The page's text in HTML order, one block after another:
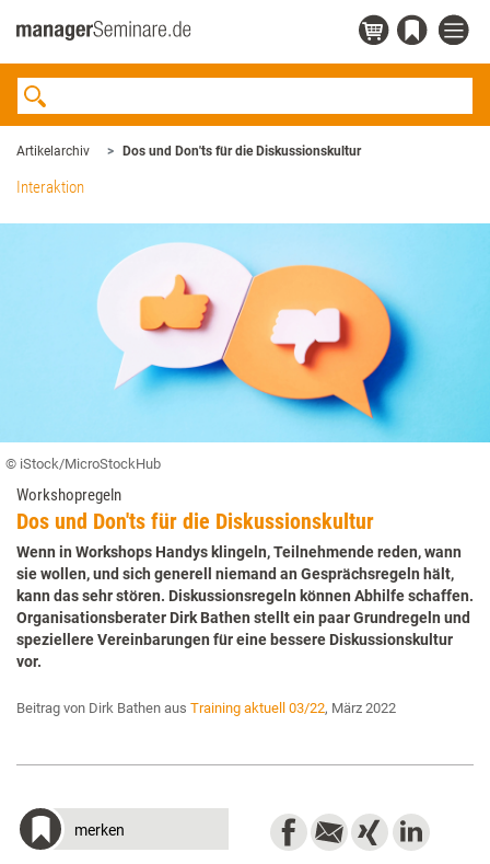
Artikelarchiv Dos und Don'ts für die Diskussionskultur
Interaktion
© iStock/MicroStockHub
Workshopregeln
Dos und Don'ts für die Diskussionskultur
Wenn in Workshops Handys klingeln, Teilnehmende reden, wann
sie wollen, und sich generell niemand an Gesprächsregeln hält,
kann das sehr stören. Diskussionsregeln können Abhilfe schaffen.
Organisationsberater Dirk Bathen stellt ein paar Grundregeln und
speziellere Vereinbarungen für eine bessere Diskussionskultur
vor.
Beitrag von Dirk Bathen aus Training aktuell 03/22, März 2022
merken